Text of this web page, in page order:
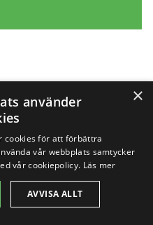
städer
×
använder
cookies för att förbättra
vår webbplats samtycker
vår cookiepolicy. Läs mer
AVVISA ALLT